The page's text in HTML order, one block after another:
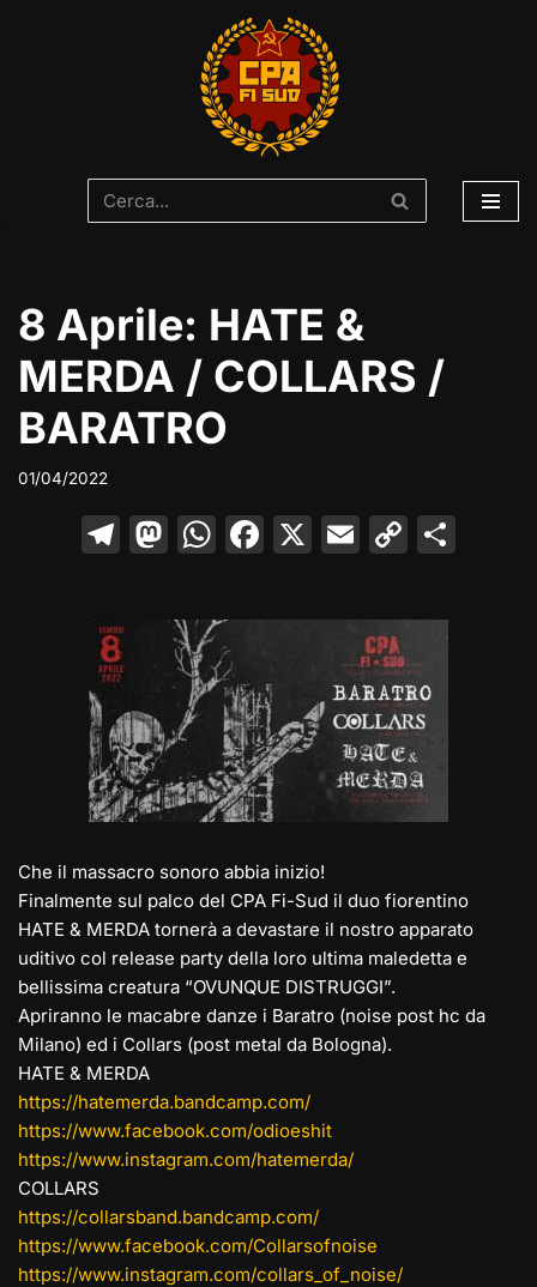
8 Aprile: HATE &
MERDA / COLLARS /
BARATRO
01/04/2022
T
gr
m
M
st
o
d
o
n
W
at
s
A
p
p
F
c
b
o
o
k
X E
ai
l
C
p
Li
n
k
Che il massacro sonoro abbia inizio!
Finalmente sul palco del CPA Fi-Sud il duo fiorentino
HATE & MERDA tornerà a devastare il nostro apparato
uditivo col release party della loro ultima maledetta e
bellissima creatura “OVUNQUE DISTRUGGI”.
Apriranno le macabre danze i Baratro (noise post hc da
Milano) ed i Collars (post metal da Bologna).
HATE & MERDA
https://hatemerda.bandcamp.com/
https://www.facebook.com/odioeshit
https://www.instagram.com/hatemerda/
COLLARS
https://collarsband.bandcamp.com/
https://www.facebook.com/Collarsofnoise
https://www.instagram.com/collars_of_noise/